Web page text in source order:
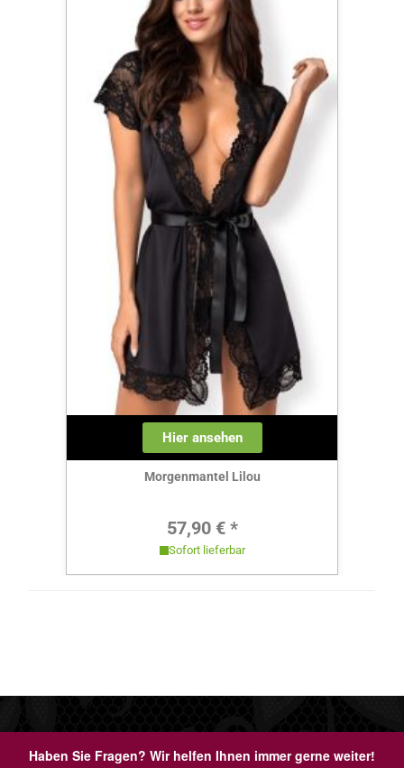
Hier ansehen
Morgenmantel Lilou
Regulärer Preis:
57,90 € *
Sofort lieferbar
Haben Sie Fragen? Wir helfen Ihnen immer gerne weiter!